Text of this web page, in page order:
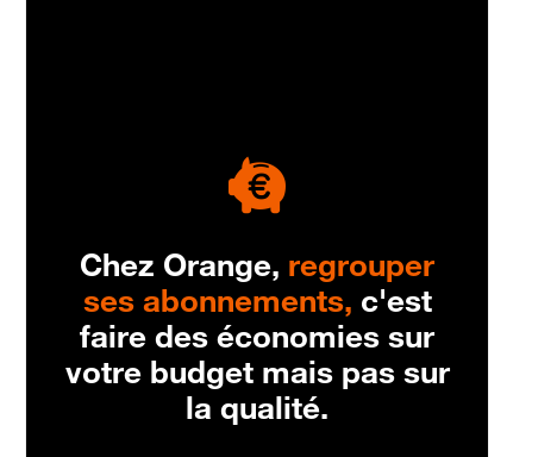
Chez Orange, regrouper
ses abonnements, c'est
faire des économies sur
votre budget mais pas sur
la qualité.